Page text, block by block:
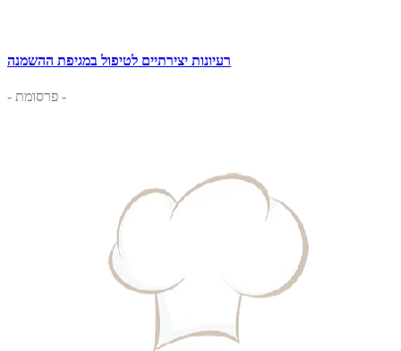
רעיונות יצירתיים לטיפול במגיפת ההשמנה
- פרסומת -